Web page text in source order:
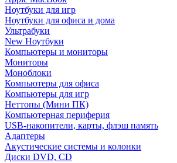
Ноутбуки для игр
Ноутбуки для офиса и дома
Ультрабуки
New Ноутбуки
Компьютеры и мониторы
Мониторы
Моноблоки
Компьютеры для офиса
Компьютеры для игр
Неттопы (Мини ПК)
Компьютерная периферия
USB-накопители, карты, флэш память
Адаптеры
Акустические системы и колонки
Диски DVD, CD